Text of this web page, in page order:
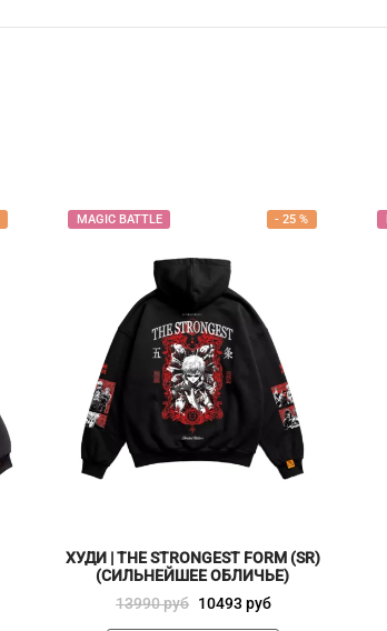
- 25 %
MAGIC BATTLE
ХУДИ | THE STRONGEST FORM (SR)
(СИЛЬНЕЙШЕЕ ОБЛИЧЬЕ)
13990руб
Первоначальная
10493руб
Текущая